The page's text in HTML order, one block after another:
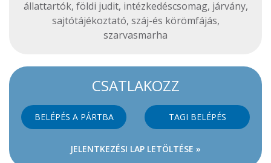
állattartók, földi judit, intézkedéscsomag, járvány,
sajtótájékoztató, száj-és körömfájás,
szarvasmarha
CSATLAKOZZ
BELÉPÉS A PÁRTBA TAGI BELÉPÉS
JELENTKEZÉSI LAP LETÖLTÉSE »